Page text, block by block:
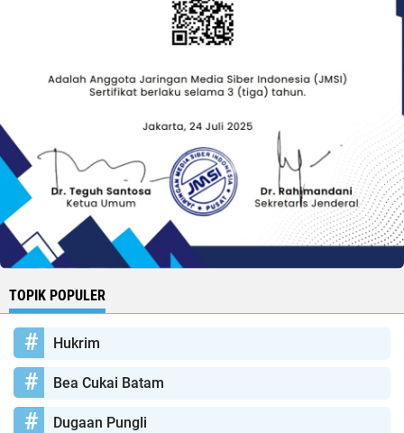
TOPIK POPULER
Hukrim
Bea Cukai Batam
Dugaan Pungli